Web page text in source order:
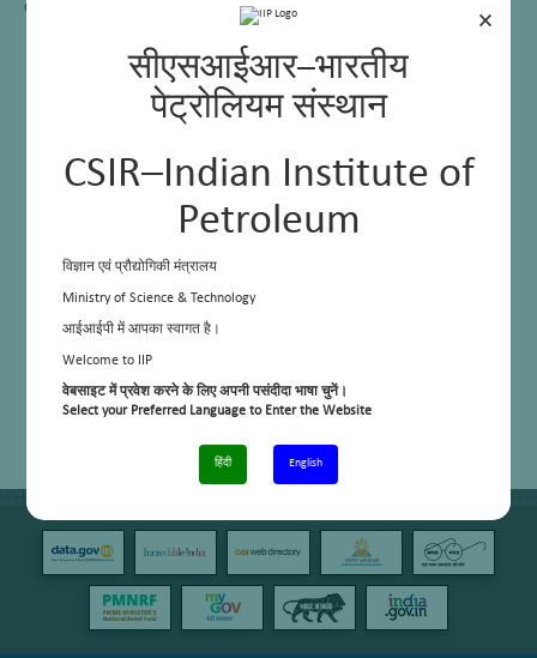
×
सीएसआईआर–भारतीय
पेट्रोलियम संस्थान
CSIR–Indian Institute of
Petroleum
विज्ञान एवं प्रौद्योगिकी मंत्रालय
Ministry of Science & Technology
आईआईपी में आपका स्वागत है।
Welcome to IIP
वेबसाइट में प्रवेश करने के लिए अपनी पसंदीदा भाषा चुनें।
Select your Preferred Language to Enter the Website
हिंदी English
Content not available.